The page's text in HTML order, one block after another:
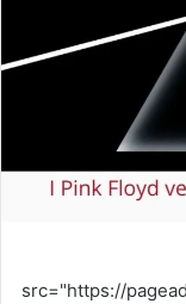
n
m
a
i
src="https://